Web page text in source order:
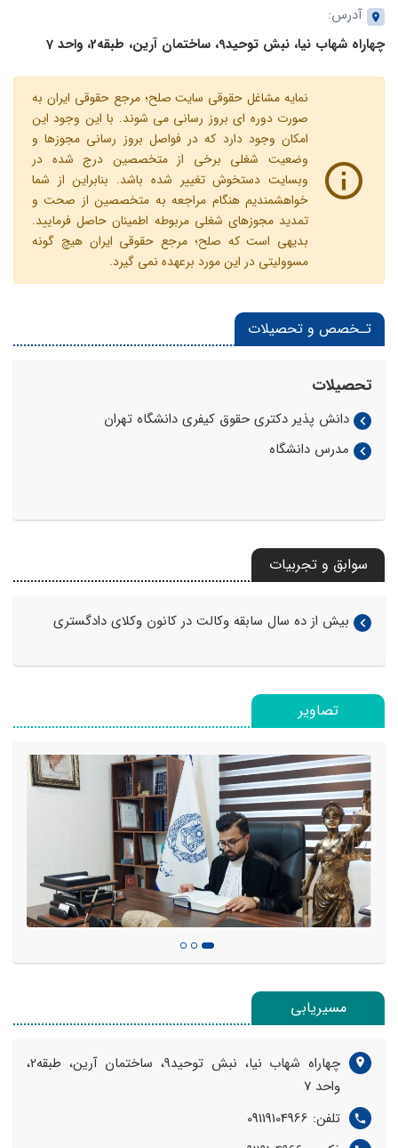
آدرس:
چهاراه شهاب نیا، نبش توحید9، ساختمان آرین، طبقه2، واحد 7
نمایه مشاغل حقوقی سایت صلح؛ مرجع حقوقی ایران به
صورت دوره ای بروز رسانی می شوند. با این وجود این
امکان وجود دارد که در فواصل بروز رسانی مجوزها و
وضعیت شغلی برخی از متخصصین درج شده در
وبسایت دستخوش تغییر شده باشد. بنابراین از شما
خواهشمندیم هنگام مراجعه به متخصصین از صحت و
تمدید مجوزهای شغلی مربوطه اطمینان حاصل فرمایید.
بدیهی است که صلح؛ مرجع حقوقی ایران هیچ گونه
مسوولیتی در این مورد برعهده نمی گیرد.
تـخصص و تحصیلات
تحصیلات
دانش پذیر دکتری حقوق کیفری دانشگاه تهران
مدرس دانشگاه
سوابق و تجربیات
بیش از ده سال سابقه وکالت در کانون وکلای دادگستری
تصاویر
مسیریابی
چهاراه شهاب نیا، نبش توحید9، ساختمان آرین، طبقه2،
واحد 7
تلفن: 09119104966